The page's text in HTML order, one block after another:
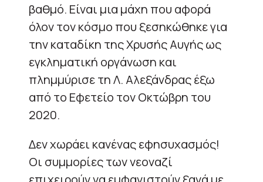
βαθμό. Είναι μια μάχη που αφορά
όλον τον κόσμο που ξεσηκώθηκε για
την καταδίκη της Χρυσής Αυγής ως
εγκληματική οργάνωση και
πλημμύρισε τη Λ. Αλεξάνδρας έξω
από το Εφετείο τον Οκτώβρη του
2020.
Δεν χωράει κανένας εφησυχασμός!
Οι συμμορίες των νεοναζί